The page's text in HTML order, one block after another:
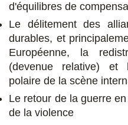
d'équilibres de
Le délitement des
durables, et
Européenne, la
(devenue relative) et
polaire de la scène
Le retour de la guerre
de la violence